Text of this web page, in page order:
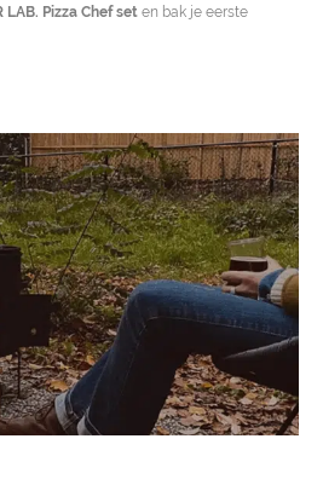
LAB. Pizza Chef set en bak je eerste